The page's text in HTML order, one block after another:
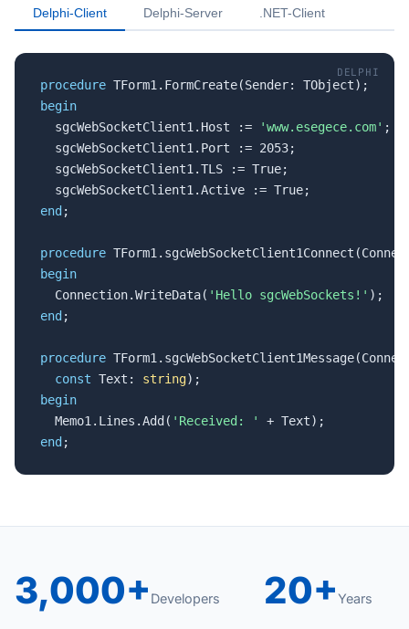
Delphi-Client Delphi-Server .NET-Client
DELPHI
procedure
begin
sgcWebSocketClient1.Host :=
'www.esegece.com' ;
  sgcWebSocketClient1.Port := 2053;
  sgcWebSocketClient1.TLS := True;
end ;
procedure
begin
Connection.WriteData( 'Hello sgcWebSockets!'
end ;
procedure
const Text: string
begin
Memo1.Lines.Add( 'Received: '
end ;
3,000+ Developers 20+Years